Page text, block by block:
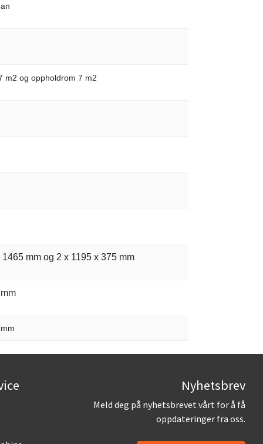
m2 og oppholdrom 7 m2
1465 mm og 2 x 1195 x 375 mm
Nyhetsbrev
Meld deg på nyhetsbrevet vårt for å få
oppdateringer fra oss.